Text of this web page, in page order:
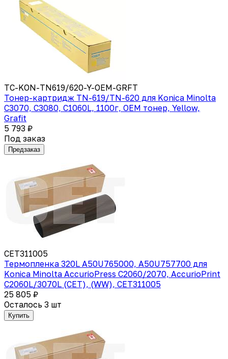
TC-KON-TN619/620-Y-OEM-GRFT
Тонер-картридж TN-619/TN-620 для Konica Minolta
C3070, C3080, C1060L, 1100г, OEM тонер, Yellow,
Grafit
5 793 ₽
Под заказ
Предзаказ
CET311005
Термопленка 320L A50U765000, A50U757700 для
Konica Minolta AccurioPress C2060/2070, AccurioPrint
C2060L/3070L (CET), (WW), CET311005
25 805 ₽
Осталось 3 шт
Купить